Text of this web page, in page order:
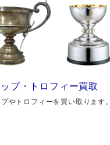
プ・トロフィー買取
やトロフィーを買い取ります。